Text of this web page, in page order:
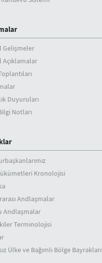
Gelişmeler
Açıklamalar
Duyuruları
Notları
Kronolojisi
Andlaşmalar
Andlaşmalar
Terminolojisi
Ülke ve Bağımlı Bölge Bayrakları